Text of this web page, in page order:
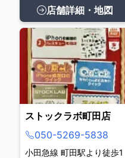
店舗詳細・地図
ストックラボ町田店
050-5269-5838
小田急線 町田駅より徒歩1